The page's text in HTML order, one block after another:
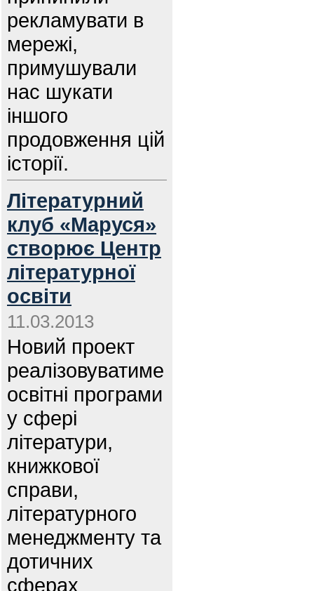
рекламувати в
мережі,
примушували
нас шукати
іншого
продовження цій
історії.
Літературний
клуб «Маруся»
створює Центр
літературної
освіти
11.03.2013
Новий проект
реалізовуватиме
освітні програми
у сфері
літератури,
книжкової
справи,
літературного
менеджменту та
дотичних
сферах